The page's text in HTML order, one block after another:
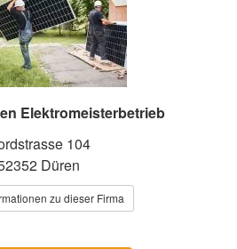
Elektromeisterbetrieb
104
Düren
zu dieser Firma